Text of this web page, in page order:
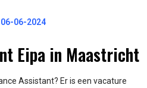
06-2024
Eipa in Maastricht
Assistant? Er is een vacature